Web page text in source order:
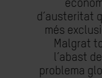
d’austeritat
més
Malgrat
l’abast
problema